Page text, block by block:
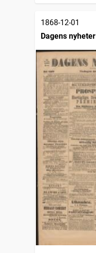
1868-12-01
Dagens nyheter